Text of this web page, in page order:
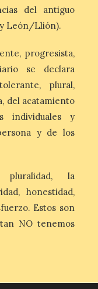
y
del antiguo
y León/Llión).
progresista,
se declara
plural,
del acatamiento
individuales y
y de los
pluralidad, la
honestidad,
Estos son
NO tenemos